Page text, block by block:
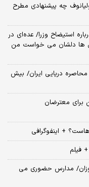
چه پیشنهادی مطرح
استیضاح وزرا/ عده‌ای در
ها دلشان می خواست من
و محاصره دریایی ایران/ بیش
برای معترضان
+ اینفوگرافی
فیلم
مدارس حضوری می